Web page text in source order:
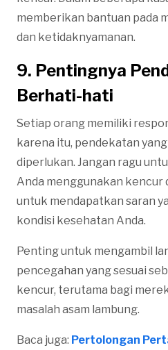
memberikan bantuan pada
dan ketidaknyamanan.
9. Pentingnya
Berhati-hati
Setiap orang memiliki
karena itu, pendekatan
diperlukan. Jangan ragu
Anda menggunakan kencur
untuk mendapatkan saran
kondisi kesehatan Anda.
Penting untuk mengambil
pencegahan yang sesuai
kencur, terutama bagi
masalah asam lambung.
Baca juga: Pertolongan